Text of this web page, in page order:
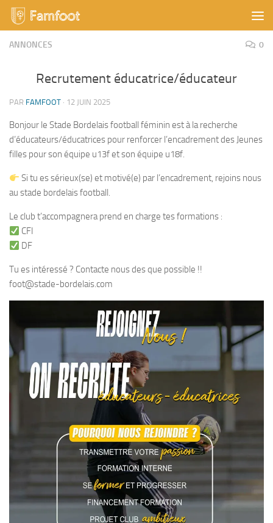
Skip to content
ANNONCES 0
Recrutement éducatrice/éducateur
PAR FAMFOOT · 12 JUIN 2025
Bonjour le Stade Bordelais football féminin est à la recherche
d’éducateurs/éducatrices pour renforcer l’encadrement des Jeunes
filles pour son équipe u13f et son équipe u18f.
Si tu es sérieux(se) et motivé(e) par l’encadrement, rejoins nous
au stade bordelais football.
Le club t’accompagnera prend en charge tes formations :
CFI
DF
Tu es intéressé ? Contacte nous des que possible !!
foot@stade-bordelais.com